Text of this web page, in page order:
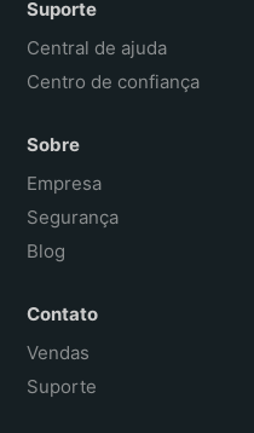
Suporte
Central de ajuda
Centro de confiança
Sobre
Empresa
Segurança
Blog
Contato
Vendas
Suporte